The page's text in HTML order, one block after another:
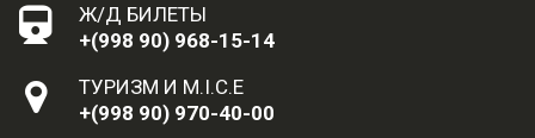
Ж/Д БИЛЕТЫ
+(998 90) 968-15-14
ТУРИЗМ И M.I.C.E
+(998 90) 970-40-00